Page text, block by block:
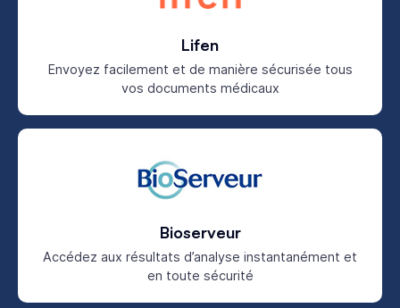
Lifen
Envoyez facilement et de manière sécurisée tous
vos documents médicaux
Bioserveur
Accédez aux résultats d’analyse instantanément et
en toute sécurité